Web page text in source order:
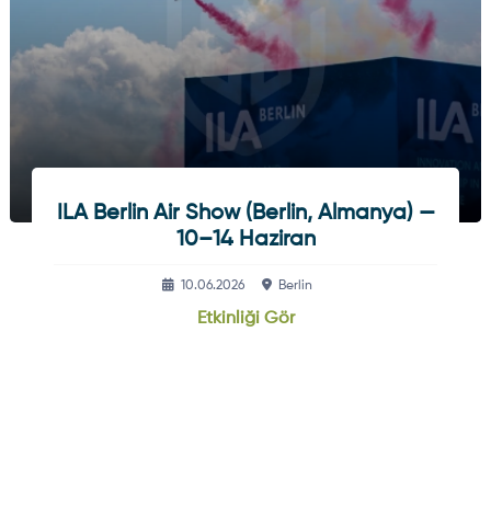
ILA Berlin Air Show (Berlin, Almanya) —
10–14 Haziran
10.06.2026 Berlin
Etkinliği Gör